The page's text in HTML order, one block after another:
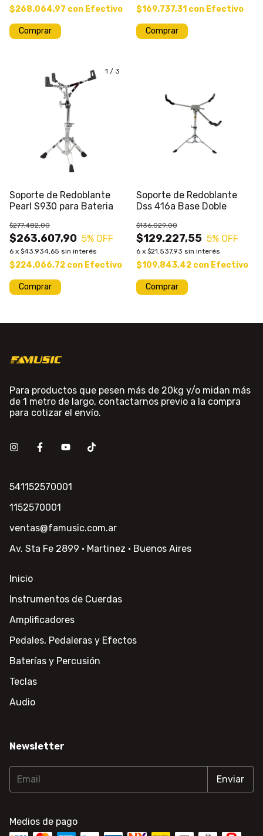
$268.064,97 con Efectivo $169.737,31 con Efectivo
1 / 3
Soporte de Redoblante
Pearl S930 para Bateria
$263.607,90
$277.482,00
5% OFF
6 x $43.934,65 sin interés
$224.066,72 con Efectivo
Soporte de Redoblante
Dss 416a Base Doble
$129.227,55
$136.029,00
5% OFF
6 x $21.537,93 sin interés
$109.843,42 con Efectivo
Para productos que pesen más de 20kg y/o midan más
de 1 metro de largo, contactarnos previo a la compra
para cotizar el envío.
541152570001
1152570001
ventas@famusic.com.ar
Av. Sta Fe 2899 · Martinez · Buenos Aires
Inicio
Instrumentos de Cuerdas
Amplificadores
Pedales, Pedaleras y Efectos
Baterías y Percusión
Teclas
Audio
Newsletter
Medios de pago